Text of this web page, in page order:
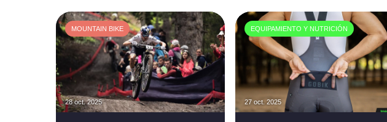
MOUNTAIN BIKE
28 oct. 2025
EQUIPAMIENTO Y NUTRICIÓN
27 oct. 2025